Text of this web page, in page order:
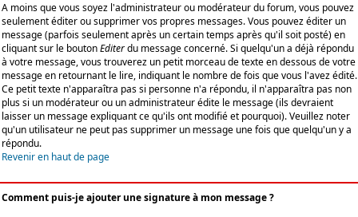
A moins que vous soyez l'administrateur ou modérateur du forum, vous pouvez
seulement éditer ou supprimer vos propres messages. Vous pouvez éditer un
message (parfois seulement après un certain temps après qu'il soit posté) en
cliquant sur le boutonEditerdu message concerné. Si quelqu'un a déjà répondu
à votre message, vous trouverez un petit morceau de texte en dessous de votre
message en retournant le lire, indiquant le nombre de fois que vous l'avez édité.
Ce petit texte n'apparaîtra pas si personne n'a répondu, il n'apparaîtra pas non
plus si un modérateur ou un administrateur édite le message (ils devraient
laisser un message expliquant ce qu'ils ont modifié et pourquoi). Veuillez noter
qu'un utilisateur ne peut pas supprimer un message une fois que quelqu'un y a
répondu.
Revenir en haut de page
Comment puis-je ajouter une signature à mon message ?